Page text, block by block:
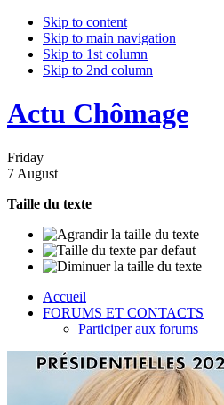
Skip to content
Skip to main navigation
Skip to 1st column
Skip to 2nd column
Actu Chômage
Friday
7 August
Taille du texte
Accueil
FORUMS ET CONTACTS
Participer aux forums